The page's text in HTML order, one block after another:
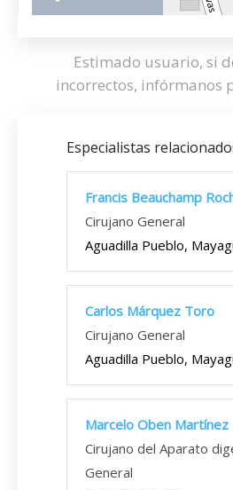
Estimado usuario, si
incorrectos, infórmanos
Especialistas
Francis Beauchamp
Cirujano General
Aguadilla Pueblo,
Carlos Márquez Toro
Cirujano General
Aguadilla Pueblo,
Marcelo Oben Martínez
Cirujano del Aparato
General